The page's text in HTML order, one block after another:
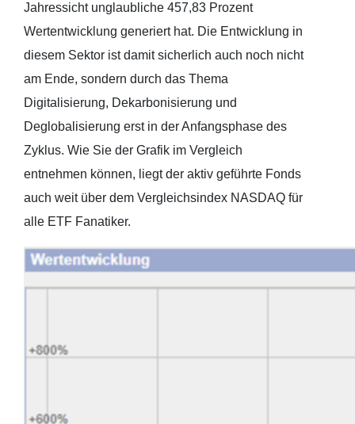
Jahressicht unglaubliche 457,83 Prozent
Wertentwicklung generiert hat. Die Entwicklung in
diesem Sektor ist damit sicherlich auch noch nicht
am Ende, sondern durch das Thema
Digitalisierung, Dekarbonisierung und
Deglobalisierung erst in der Anfangsphase des
Zyklus. Wie Sie der Grafik im Vergleich
entnehmen können, liegt der aktiv geführte Fonds
auch weit über dem Vergleichsindex NASDAQ für
alle ETF Fanatiker.